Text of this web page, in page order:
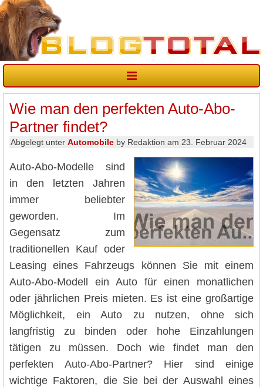
Wie man den perfekten Auto-Abo-
Partner findet?
Abgelegt unter Automobile by Redaktion am 23. Februar 2024
Auto-Abo-Modelle sind
in den letzten Jahren
immer beliebter
geworden. Im
Gegensatz zum
traditionellen Kauf oder
Leasing eines Fahrzeugs können Sie mit einem
Auto-Abo-Modell ein Auto für einen monatlichen
oder jährlichen Preis mieten. Es ist eine großartige
Möglichkeit, ein Auto zu nutzen, ohne sich
langfristig zu binden oder hohe Einzahlungen
tätigen zu müssen. Doch wie findet man den
perfekten Auto-Abo-Partner? Hier sind einige
wichtige Faktoren, die Sie bei der Auswahl eines